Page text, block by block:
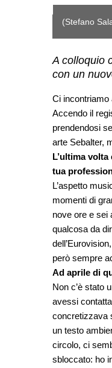
A colloquio
con un
Ci incontriamo
Accendo il
prendendosi
arte Sebalter,
L’ultima
tua
L’aspetto
momenti di
nove ore e sei
qualcosa da
però sempre
Ad aprile di
Non c’è stato
avessi
concretizzava
un testo
circolo, ci
sbloccato: ho